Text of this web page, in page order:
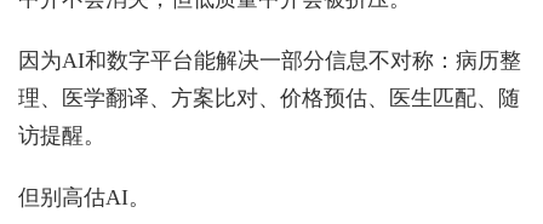
因为AI和数字平台能解决一部分信息不对称：病历整
理、医学翻译、方案比对、价格预估、医生匹配、随
访提醒。
但别高估AI。